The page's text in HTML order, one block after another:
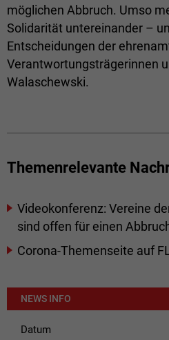
möglichen Abbruch. Umso
Solidarität untereinander –
Entscheidungen der
Verantwortungsträgerinnen
Walaschewski.
Themenrelevante
Videokonferenz: Vereine
sind offen für einen
Corona-Themenseite auf
NEWS INFO
Datum